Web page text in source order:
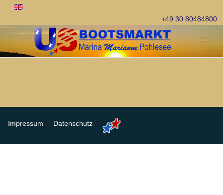
Sprache auswählen
+49 30 80484800
Off-
Impressum Datenschutz